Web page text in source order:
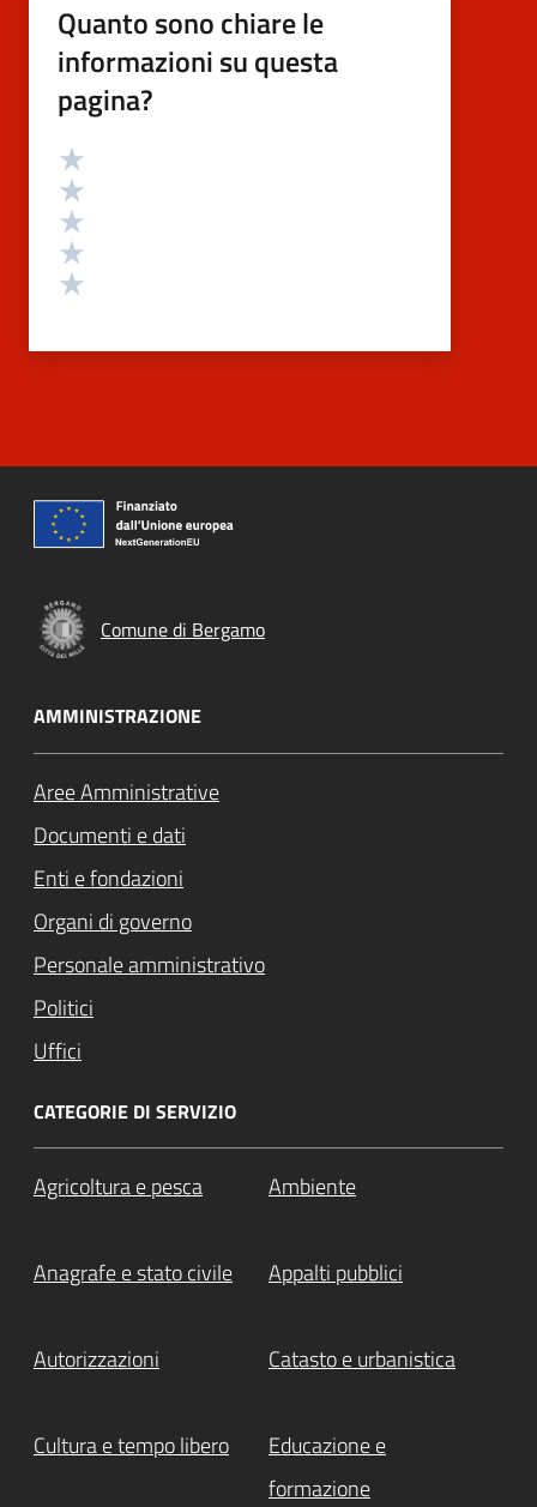
Quanto sono chiare le
informazioni su questa
pagina?
Valutazione
Comune di Bergamo
AMMINISTRAZIONE
Aree Amministrative
Documenti e dati
Enti e fondazioni
Organi di governo
Personale amministrativo
Politici
Uffici
CATEGORIE DI SERVIZIO
Agricoltura e pesca Ambiente
Anagrafe e stato civile Appalti pubblici
Autorizzazioni Catasto e urbanistica
Cultura e tempo libero
Educazione e
formazione